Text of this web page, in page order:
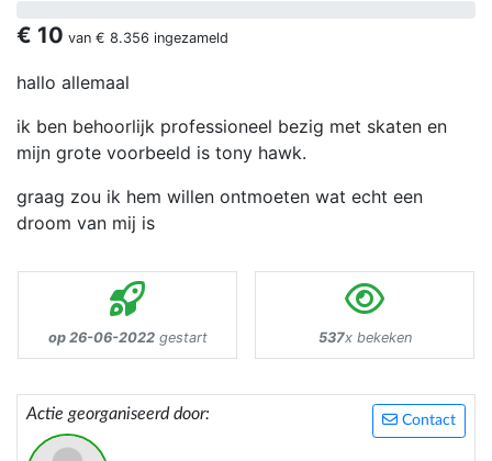
€ 10 van € 8.356 ingezameld
hallo allemaal
ik ben behoorlijk professioneel bezig met skaten en
mijn grote voorbeeld is tony hawk.
graag zou ik hem willen ontmoeten wat echt een
droom van mij is
op 26-06-2022gestart 537x bekeken
Contact
Actie georganiseerd door: